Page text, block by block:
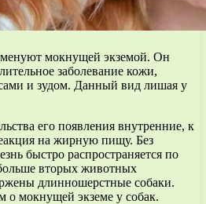
мокнущей экземой. Он
заболевание кожи,
и зудом. Данный вид лишая у
его появления внутренние, к
на жирную пищу. Без
быстро распространяется по
вторых животных
длинношерстные собаки.
о мокнущей экземе у собак.